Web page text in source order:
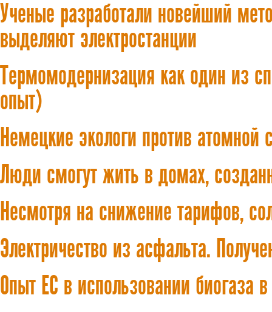
Ученые разработали новейший
выделяют электростанции
Термомодернизация как один из
опыт)
Немецкие экологи против атомной
Люди смогут жить в домах,
Несмотря на снижение тарифов,
Электричество из асфальта.
Опыт ЕС в использовании биогаза в